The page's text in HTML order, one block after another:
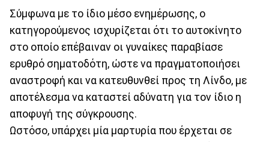
Σύμφωνα με το ίδιο μέσο ενημέρωσης, ο
κατηγορούμενος ισχυρίζεται ότι το αυτοκίνητο
στο οποίο επέβαιναν οι γυναίκες παραβίασε
ερυθρό σηματοδότη, ώστε να πραγματοποιήσει
αναστροφή και να κατευθυνθεί προς τη Λίνδο, με
αποτέλεσμα να καταστεί αδύνατη για τον ίδιο η
αποφυγή της σύγκρουσης.
Ωστόσο, υπάρχει μία μαρτυρία που έρχεται σε